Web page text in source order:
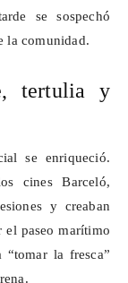
se sospechó
la comunidad.
tertulia y
se enriqueció.
cines Barceló,
y creaban
el paseo marítimo
la fresca”